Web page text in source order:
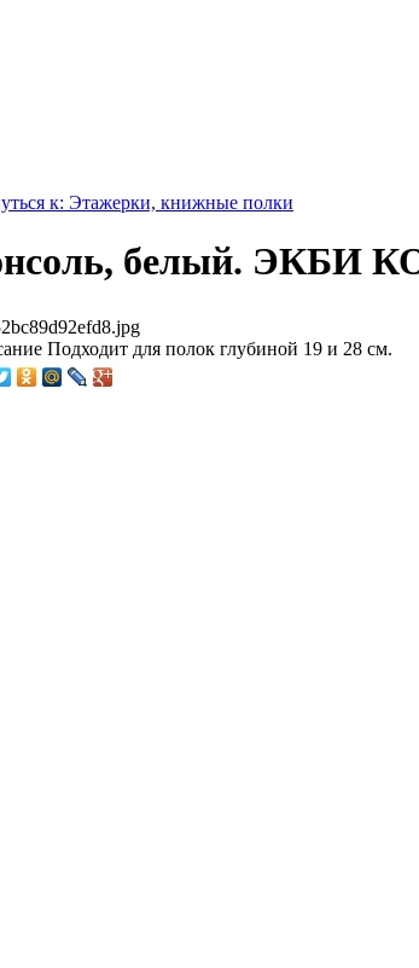
к: Этажерки, книжные полки
белый. ЭКБИ
Подходит для полок глубиной 19 и 28 см.